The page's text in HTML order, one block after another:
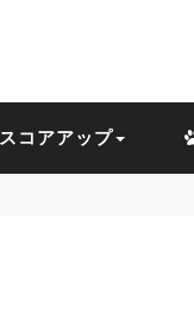
スコアアップ